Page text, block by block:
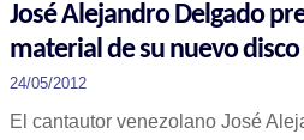
José Alejandro Delgado
material de su nuevo disco
24/05/2012
El cantautor venezolano José